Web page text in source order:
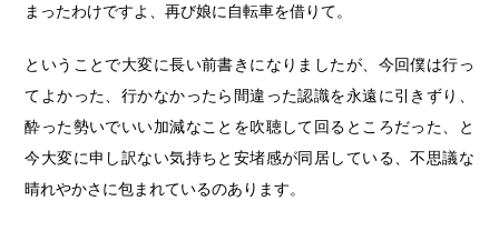
まったわけですよ、再び娘に自転車を借りて。
ということで大変に長い前書きになりましたが、今回僕は行っ
てよかった、行かなかったら間違った認識を永遠に引きずり、
酔った勢いでいい加減なことを吹聴して回るところだった、と
今大変に申し訳ない気持ちと安堵感が同居している、不思議な
晴れやかさに包まれているのあります。